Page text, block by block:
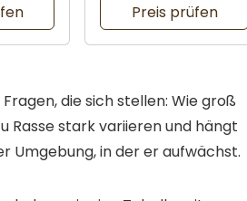
Preis prüfen
die sich stellen: Wie groß
Rasse stark variieren und hängt
Umgebung, in der er aufwächst.